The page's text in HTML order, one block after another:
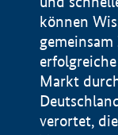
können
Markt
verortet,